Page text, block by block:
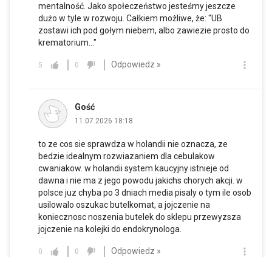
mentalność. Jako społeczeństwo jesteśmy jeszcze
dużo w tyle w rozwoju. Całkiem możliwe, że: "UB
zostawi ich pod gołym niebem, albo zawiezie prosto do
krematorium..."
5 0 Odpowiedz »
Gość
11.07.2026 18:18
to ze cos sie sprawdza w holandii nie oznacza, ze
bedzie idealnym rozwiazaniem dla cebulakow
cwaniakow. w holandii system kaucyjny istnieje od
dawna i nie ma z jego powodu jakichs chorych akcji. w
polsce juz chyba po 3 dniach media pisaly o tym ile osob
usilowalo oszukac butelkomat, a jojczenie na
koniecznosc noszenia butelek do sklepu przewyzsza
jojczenie na kolejki do endokrynologa.
0 0 Odpowiedz »